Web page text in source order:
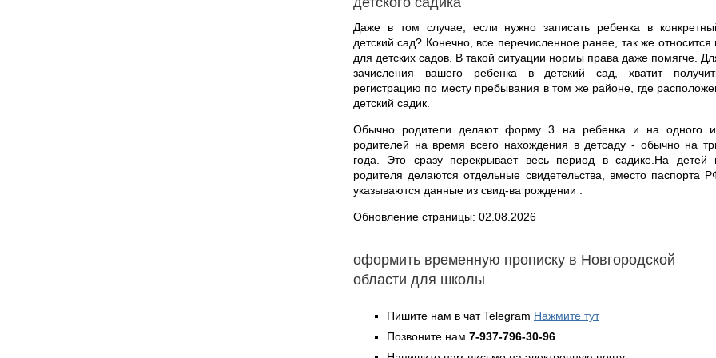
Даже в том случае, если нужно записать ребенка в
детский сад? Конечно, все перечисленное ранее, так же относится
для детских садов. В такой ситуации нормы права даже помягче.
зачисления вашего ребенка в детский сад, хватит
регистрацию по месту пребывания в том же районе, где
детский садик.
Обычно родители делают форму 3 на ребенка и на одного
родителей на время всего нахождения в детсаду - обычно на
года. Это сразу перекрывает весь период в садике.На детей
родителя делаются отдельные свидетельства, вместо паспорта
указываются данные из свид-ва рождении .
Обновление страницы: 02.08.2026
оформить временную прописку в Новгородской
области для школы
Пишите нам в чат Telegram Нажмите тут
Позвоните нам 7-937-796-30-96